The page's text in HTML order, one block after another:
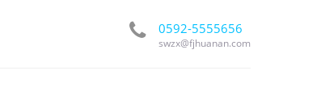
0592-5555656
swzx@fjhuanan.com